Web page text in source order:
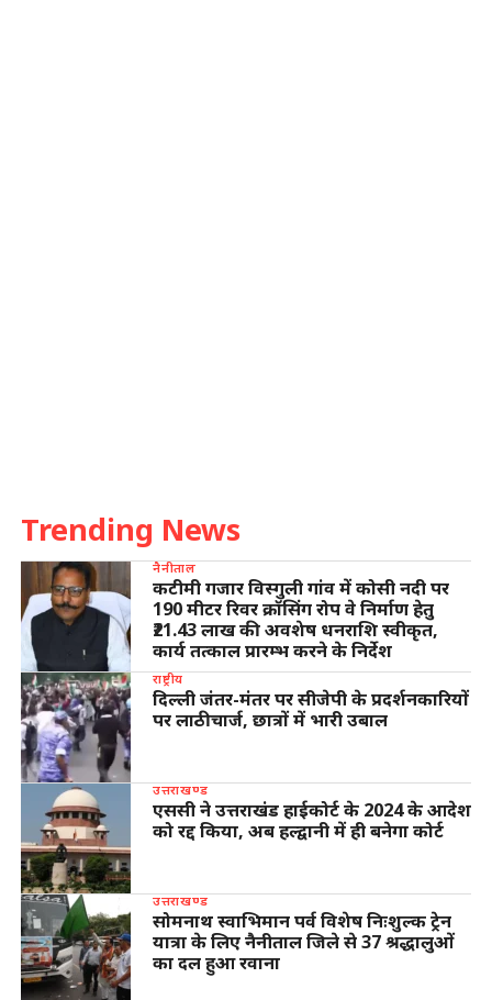
Trending News
नैनीताल
कटीमी गजार विस्गुली गांव में कोसी नदी पर
190 मीटर रिवर क्रॉसिंग रोप वे निर्माण हेतु
₹21.43 लाख की अवशेष धनराशि स्वीकृत,
कार्य तत्काल प्रारम्भ करने के निर्देश
राष्ट्रीय
दिल्ली जंतर-मंतर पर सीजेपी के प्रदर्शनकारियों
पर लाठीचार्ज, छात्रों में भारी उबाल
उत्तराखण्ड
एससी ने उत्तराखंड हाईकोर्ट के 2024 के आदेश
को रद्द किया, अब हल्द्वानी में ही बनेगा कोर्ट
उत्तराखण्ड
सोमनाथ स्वाभिमान पर्व विशेष निःशुल्क ट्रेन
यात्रा के लिए नैनीताल जिले से 37 श्रद्धालुओं
का दल हुआ रवाना